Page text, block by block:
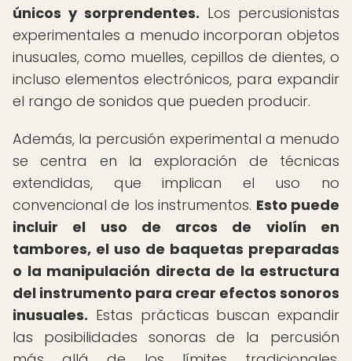
únicos y sorprendentes. Los percusionistas
experimentales a menudo incorporan objetos
inusuales, como muelles, cepillos de dientes, o
incluso elementos electrónicos, para expandir
el rango de sonidos que pueden producir.
Además, la percusión experimental a menudo
se centra en la exploración de técnicas
extendidas, que implican el uso no
convencional de los instrumentos. Esto puede
incluir el uso de arcos de violín en
tambores, el uso de baquetas preparadas
o la manipulación directa de la estructura
del instrumento para crear efectos sonoros
inusuales. Estas prácticas buscan expandir
las posibilidades sonoras de la percusión